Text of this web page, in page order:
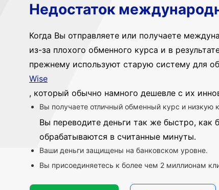
Недостаток
Когда Вы отправляете или получаете
из-за плохого обменного курса и в
прежнему используют старую систему для
Wise
, который обычно намного дешевле с их
Вы получаете отличный обменный курс и низкую
Вы переводите деньги так же быстро,
обрабатываются в считанные минуты.
Ваши деньги защищены на банковском уровне.
Вы присоединяетесь к более чем 2 миллионам